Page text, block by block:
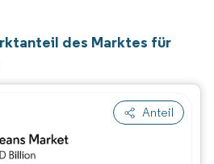
des Marktes für
Anteil